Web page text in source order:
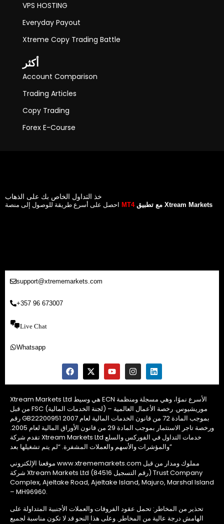
VPS HOSTING
Everyday Payout
Xtreme Copy Trading Battle
أكثر
Account Comparison
Trading Articles
Copy Trading
Forex E-Course
خذ التداول الخاص بك على الذهاب
احصل على أسرع طريقة للوصول إلى منصة MT4 مع تطبيق Xtream Markets
support@xtrememarkets.com
+357 96 673007
Live Chat
Whatsapp
Xtream Markets Ltd هي وسيط ECN الأسرع نموًا، وهي مسجلة ومنظمة
من قبل FSC (لجنة الخدمات المالية) – موريشيوس. رخصة الأعمال العالمية
رقم GB22200951 بموجب المادة 72 من قانون الخدمات المالية لعام 2007
ورخصة تاجر الاستثمار بموجب المادة 29 من قانون الأوراق المالية لعام 2005.
تقدم شركة Xtream Markets Ltd خدمات التداول في الفوركس والسلع
والمؤشرات والأسهم والعملات المشفرة. “لم يتم تشغيلها بعد”
موقعنا الإلكتروني www.xtrememarkets.com مملوك ومدار من قبل
شركة Xtream Markets Ltd (رقم التسجيل 84516) Trust Company
Complex, Ajeltake Road, Ajeltake Island, Majuro, Marshal Island
– MH96960.
تحذير من المخاطر: تحمل عقود الفروقات والعملات الأجنبية المتداولة على
الهامش درجة عالية من المخاطر. وعلى هذا النحو قد لا تكون مناسبة لجميع